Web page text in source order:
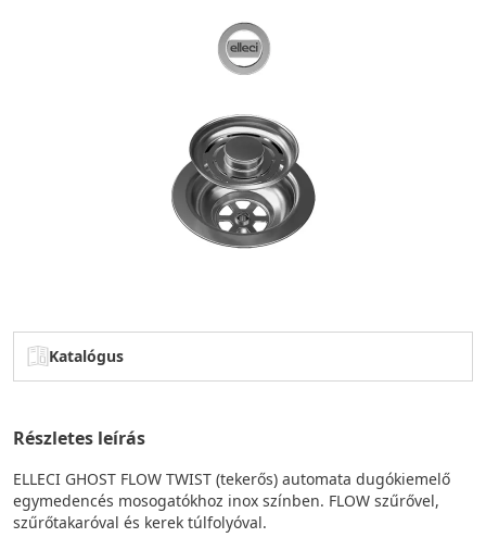
Katalógus
Részletes leírás
ELLECI GHOST FLOW TWIST (tekerős) automata dugókiemelő
egymedencés mosogatókhoz inox színben. FLOW szűrővel,
szűrőtakaróval és kerek túlfolyóval.